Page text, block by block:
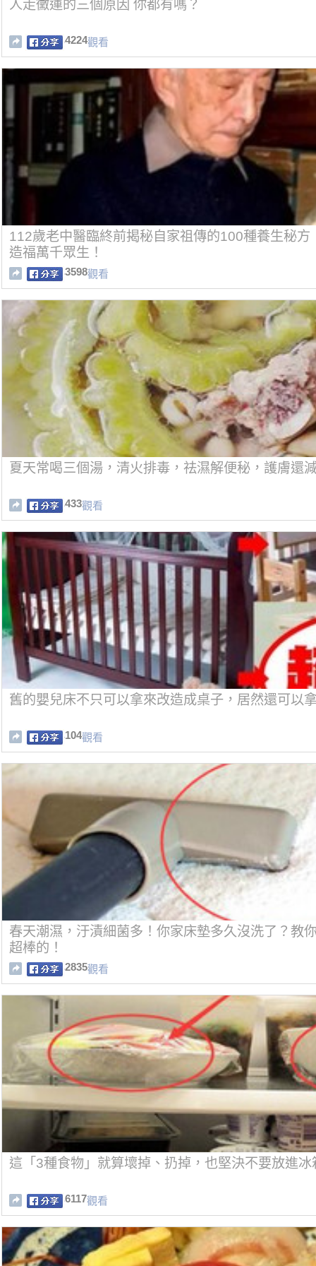
人走黴運的三個原因 你都有嗎？
4224觀看
112歲老中醫臨終前揭秘自家祖傳的100種養生秘
造福萬千眾生！
3598觀看
夏天常喝三個湯，清火排毒，祛濕解便秘，護膚還
433觀看
舊的嬰兒床不只可以拿來改造成桌子，居然還可以
104觀看
春天潮濕，汙漬細菌多！你家床墊多久沒洗了？教
超棒的！
2835觀看
這「3種食物」就算壞掉、扔掉，也堅決不要放進
6117觀看